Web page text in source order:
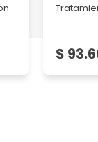
$